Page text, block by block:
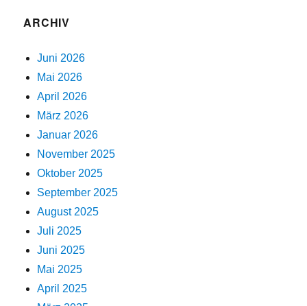
ARCHIV
Juni 2026
Mai 2026
April 2026
März 2026
Januar 2026
November 2025
Oktober 2025
September 2025
August 2025
Juli 2025
Juni 2025
Mai 2025
April 2025